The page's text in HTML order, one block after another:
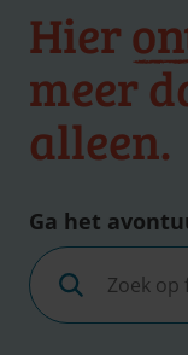
Hier
meer
alleen.
Ga het
Zoek
op
functie